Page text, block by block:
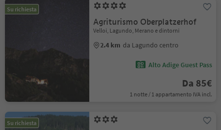
Su richiesta
Agriturismo Oberplatzerhof
Velloi, Lagundo, Merano e dintorni
2.4 km da Lagundo centro
Alto Adige Guest Pass
Da 85€
1 notte / 1 appartamento IVA incl.
Su richiesta